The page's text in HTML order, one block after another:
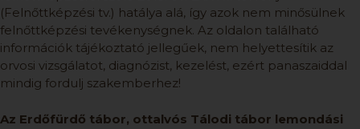
(Felnőttképzési tv.) hatálya alá, így azok nem minősülnek
felnőttképzési tevékenységnek. Az oldalon található
információk tájékoztató jellegűek, nem helyettesítik az
orvosi vizsgálatot, diagnózist, kezelést, ezért panaszaiddal
mindig fordulj szakemberhez!
Az Erdőfürdő tábor, ottalvós Tálodi tábor lemondási